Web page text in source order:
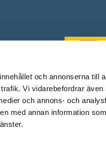
och annonserna till
Vi vidarebefordrar även
och annons- och
med annan information